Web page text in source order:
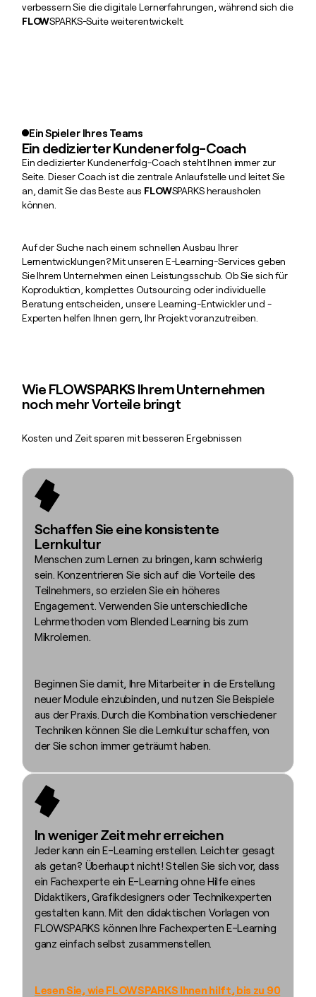
verbessern Sie die digitale Lernerfahrungen, während sich die
FLOWSPARKS-Suite weiterentwickelt.
Ein Spieler Ihres Teams
Ein dedizierter Kundenerfolg-Coach
Ein dedizierter Kundenerfolg-Coach steht Ihnen immer zur
Seite. Dieser Coach ist die zentrale Anlaufstelle und leitet Sie
an, damit Sie das Beste aus FLOWSPARKS herausholen
können.
Auf der Suche nach einem schnellen Ausbau Ihrer
Lernentwicklungen? Mit unseren E-Learning-Services geben
Sie Ihrem Unternehmen einen Leistungsschub. Ob Sie sich für
Koproduktion, komplettes Outsourcing oder individuelle
Beratung entscheiden, unsere Learning-Entwickler und -
Experten helfen Ihnen gern, Ihr Projekt voranzutreiben.
Wie FLOWSPARKS Ihrem Unternehmen
noch mehr Vorteile bringt
Kosten und Zeit sparen mit besseren Ergebnissen
Schaffen Sie eine konsistente
Lernkultur
Menschen zum Lernen zu bringen, kann schwierig
sein. Konzentrieren Sie sich auf die Vorteile des
Teilnehmers, so erzielen Sie ein höheres
Engagement. Verwenden Sie unterschiedliche
Lehrmethoden vom Blended Learning bis zum
Mikrolernen.
Beginnen Sie damit, Ihre Mitarbeiter in die Erstellung
neuer Module einzubinden, und nutzen Sie Beispiele
aus der Praxis. Durch die Kombination verschiedener
Techniken können Sie die Lernkultur schaffen, von
der Sie schon immer geträumt haben.
In weniger Zeit mehr erreichen
Jeder kann ein E-Learning erstellen. Leichter gesagt
als getan? Überhaupt nicht! Stellen Sie sich vor, dass
ein Fachexperte ein E-Learning ohne Hilfe eines
Didaktikers, Grafikdesigners oder Technikexperten
gestalten kann. Mit den didaktischen Vorlagen von
FLOWSPARKS können Ihre Fachexperten E-Learning
ganz einfach selbst zusammenstellen.
Lesen Sie, wie FLOWSPARKS Ihnen hilft, bis zu 90